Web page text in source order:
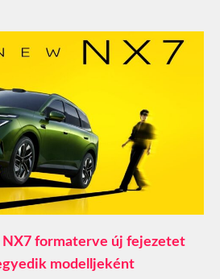
NX7 formaterve új fejezetet
modelljeként